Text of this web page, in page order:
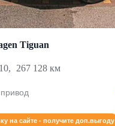
Tiguan
, 267 128 км
на сайте - получите доп.выгоду